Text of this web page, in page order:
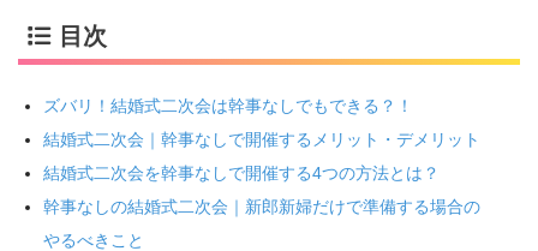
目次
ズバリ！結婚式二次会は幹事なしでもできる？！
結婚式二次会｜幹事なしで開催するメリット・デメリット
結婚式二次会を幹事なしで開催する4つの方法とは？
幹事なしの結婚式二次会｜新郎新婦だけで準備する場合の
やるべきこと